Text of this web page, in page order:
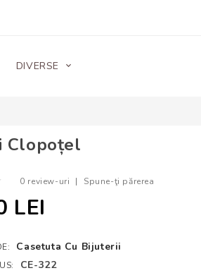
DIVERSE
Clopoțel
0 review-uri | Spune-ţi părerea
LEI
Casetuta Cu Bijuterii
CE-322